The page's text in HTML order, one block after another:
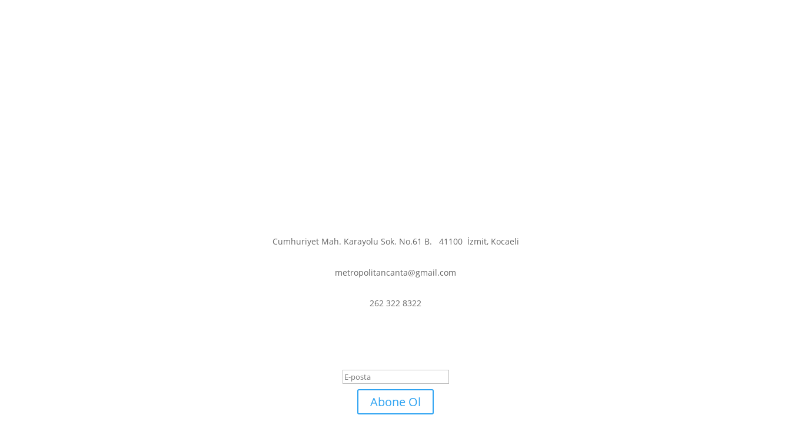
Cumhuriyet Mah. Karayolu Sok. No.61 B. 41100 İzmit, Kocaeli
metropolitancanta@gmail.com
262 322 8322
Abone Ol